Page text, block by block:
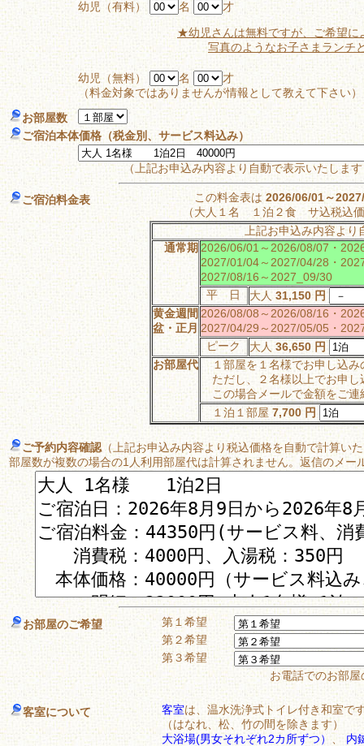
幼児（有料）
名
才
★幼児さんは無料ですが、ご希望に
写真のようなお子さまランチ
幼児（無料） 名
才
（料金対象ではありませんが情報として教えて下さい）
お部屋数
ご宿泊本体価格（税金別、サービス料込み）
（上記お申込み内容より自動で表示いたします
ご宿泊料金表 この料金表は 2026/06/01～
（大人１名 １泊２食 サ込税込
上記お申込み内容よ
通常期 2026/06/01～2026/08/07・
2027/01/04～2027/04/28・
2027/08/16～2027_09/30
平 日
大人 31,150 円
黄金週間
盆・正月
2026/08/08～2026/08/16・
2027/04/29～2027/05/05・
ピーク
大人36,650 円
お部屋代
１部屋を１名様でお申し込み
ただし、２名様以上でお申し
この場合メールで金額をご連
１泊１部屋 7,700 円
ご予約内容確認 （上記お申込み内容より税込価格を自動で計算い
部屋数が複数の場合の1人利用部屋代は計算されません。返信のメー
お部屋のご希望
第１希望
第２希望
第３希望
お電話でのお部
客室について 客室は、温水洗浄式トイレ付き和室で
（はなれ、松、竹の間を除きます）
大浴場(男女それぞれ2カ所ずつ） 、 内